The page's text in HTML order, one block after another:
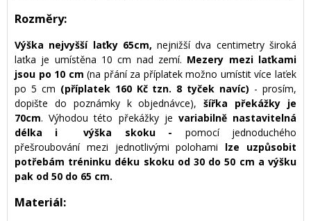
Rozměry:
Výška nejvyšší laťky 65cm, nejnižší dva centimetry široká
laťka je umístěna 10 cm nad zemí. Mezery mezi laťkami
jsou po 10 cm(na přání za příplatek možno umístit více laťek
po 5 cm (příplatek 160 Kč tzn. 8 tyček navíc) - prosím,
dopište do poznámky k objednávce),šířka překážky je
70cm. Výhodou této překážky je variabilně nastavitelná
délka i výška skoku - pomocí jednoduchého
přešroubování mezi jednotlivými polohami lze uzpůsobit
potřebám tréninku déku skoku od 30 do 50 cm a výšku
pak od 50 do 65 cm.
Materiál: